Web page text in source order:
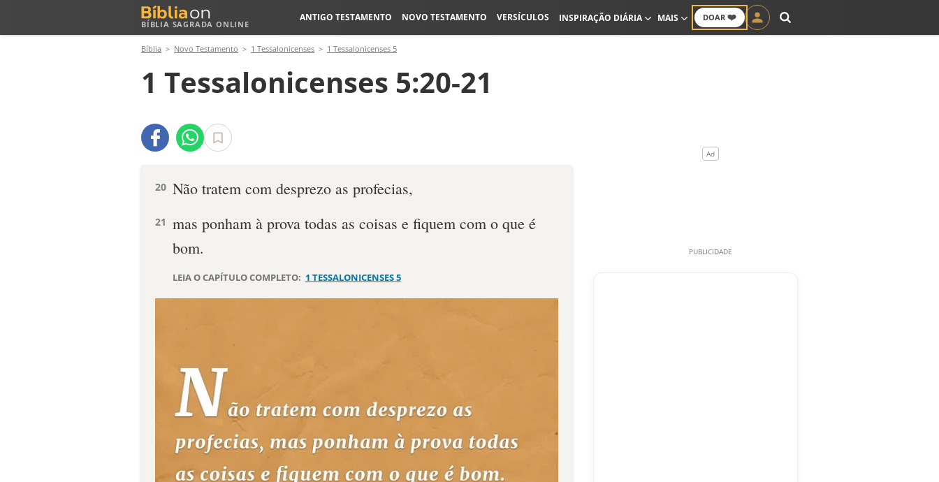
BÍBLIA SAGRADA ONLINE
DOAR ❤️
ANTIGO TESTAMENTO NOVO TESTAMENTO VERSÍCULOS INSPIRAÇÃO DIÁRIA MAIS
Bíblia Novo Testamento 1 Tessalonicenses 1 Tessalonicenses 5
1 Tessalonicenses 5:20-21
20 Não tratem com desprezo as profecias,
21 mas ponham à prova todas as coisas e fiquem com o que é
bom.
LEIA O CAPÍTULO COMPLETO: 1 TESSALONICENSES 5